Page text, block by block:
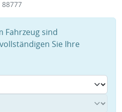
Fahrzeug sind
Sie Ihre